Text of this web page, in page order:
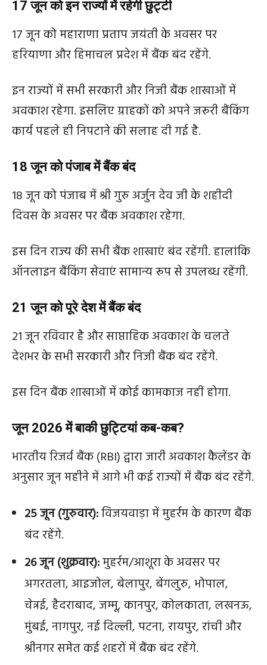
17 जून को इन राज्यों में रहेगी छुट्टी
17 जून को महाराणा प्रताप जयंती के अवसर पर
हरियाणा और हिमाचल प्रदेश में बैंक बंद रहेंगे.
इन राज्यों में सभी सरकारी और निजी बैंक शाखाओं में
अवकाश रहेगा. इसलिए ग्राहकों को अपने जरूरी बैंकिंग
कार्य पहले ही निपटाने की सलाह दी गई है.
18 जून को पंजाब में बैंक बंद
18 जून को पंजाब में श्री गुरु अर्जुन देव जी के शहीदी
दिवस के अवसर पर बैंक अवकाश रहेगा.
इस दिन राज्य की सभी बैंक शाखाएं बंद रहेंगी. हालांकि
ऑनलाइन बैंकिंग सेवाएं सामान्य रूप से उपलब्ध रहेंगी.
21 जून को पूरे देश में बैंक बंद
21 जून रविवार है और साप्ताहिक अवकाश के चलते
देशभर के सभी सरकारी और निजी बैंक बंद रहेंगे.
इस दिन बैंक शाखाओं में कोई कामकाज नहीं होगा.
जून 2026 में बाकी छुट्टियां कब-कब?
भारतीय रिजर्व बैंक (RBI) द्वारा जारी अवकाश कैलेंडर के
अनुसार जून महीने में आगे भी कई राज्यों में बैंक बंद रहेंगे.
25 जून (गुरुवार):विजयवाड़ा में मुहर्रम के कारण बैंक
बंद रहेंगे.
26 जून (शुक्रवार):मुहर्रम/आशूरा के अवसर पर
अगरतला, आइजोल, बेलापुर, बेंगलुरु, भोपाल,
चेन्नई, हैदराबाद, जम्मू, कानपुर, कोलकाता, लखनऊ,
मुंबई, नागपुर, नई दिल्ली, पटना, रायपुर, रांची और
श्रीनगर समेत कई शहरों में बैंक बंद रहेंगे.